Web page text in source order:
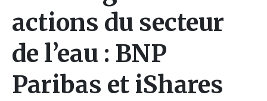
actions du secteur
de l’eau : BNP
Paribas et iShares